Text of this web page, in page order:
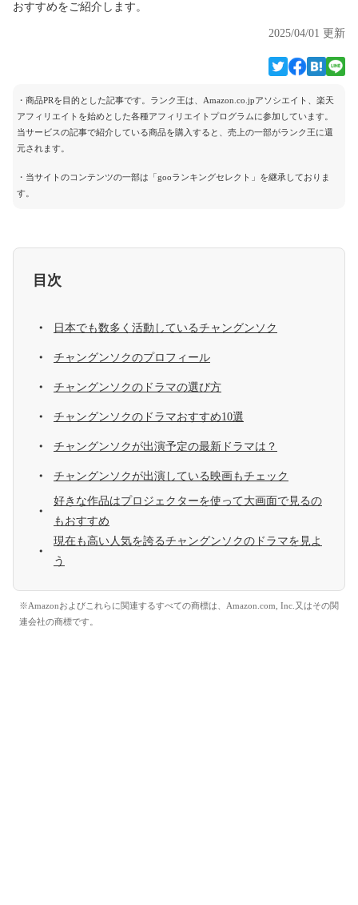
おすすめをご紹介します。
2025/04/01 更新
・商品PRを目的とした記事です。ランク王は、Amazon.co.jpアソシエイト、楽天
アフィリエイトを始めとした各種アフィリエイトプログラムに参加しています。
当サービスの記事で紹介している商品を購入すると、売上の一部がランク王に還
元されます。
・当サイトのコンテンツの一部は「gooランキングセレクト」を継承しておりま
す。
目次
日本でも数多く活動しているチャングンソク
チャングンソクのプロフィール
チャングンソクのドラマの選び方
チャングンソクのドラマおすすめ10選
チャングンソクが出演予定の最新ドラマは？
チャングンソクが出演している映画もチェック
好きな作品はプロジェクターを使って大画面で見るの
もおすすめ
現在も高い人気を誇るチャングンソクのドラマを見よ
う
※Amazonおよびこれらに関連するすべての商標は、Amazon.com, Inc.又はその関
連会社の商標です。